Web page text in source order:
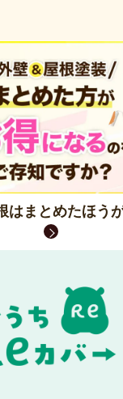
はまとめたほう